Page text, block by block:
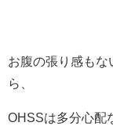
お腹の張り感も
ら、
OHSSは多分心配